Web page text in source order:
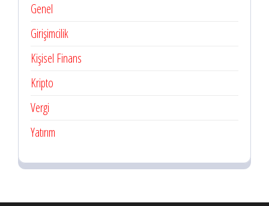
Genel
Girişimcilik
Kişisel Finans
Kripto
Vergi
Yatırım